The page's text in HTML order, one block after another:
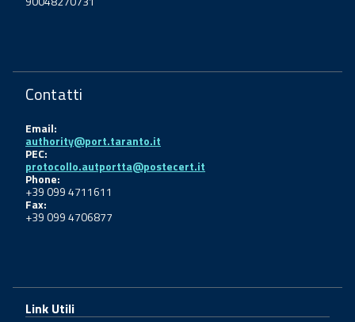
Contatti
Email:
authority@port.taranto.it
PEC:
protocollo.autportta@postecert.it
Phone:
+39 099 4711611
Fax:
+39 099 4706877
Link Utili